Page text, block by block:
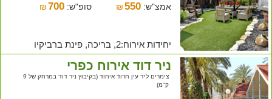
אמצ"ש:
₪550 סופ"ש: ₪ 700
יחידות אירוח:2, בריכה, פינת ברביקיו
ניר דוד אירוח כפרי
צימרים ליד עין חרוד איחוד (בקיבוץ ניר דוד במרחק של 9
ק"מ)